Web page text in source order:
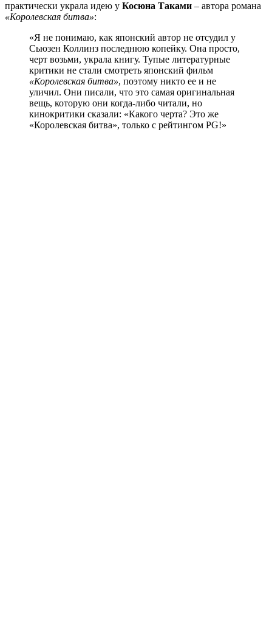
практически украла идею у Косюна Таками – автора романа
«Королевская битва»:
«Я не понимаю, как японский автор не отсудил у
Сьюзен Коллинз последнюю копейку. Она просто,
черт возьми, украла книгу. Тупые литературные
критики не стали смотреть японский фильм
«Королевская битва», поэтому никто ее и не
уличил. Они писали, что это самая оригинальная
вещь, которую они когда-либо читали, но
кинокритики сказали: «Какого черта? Это же
«Королевская битва», только с рейтингом PG!»